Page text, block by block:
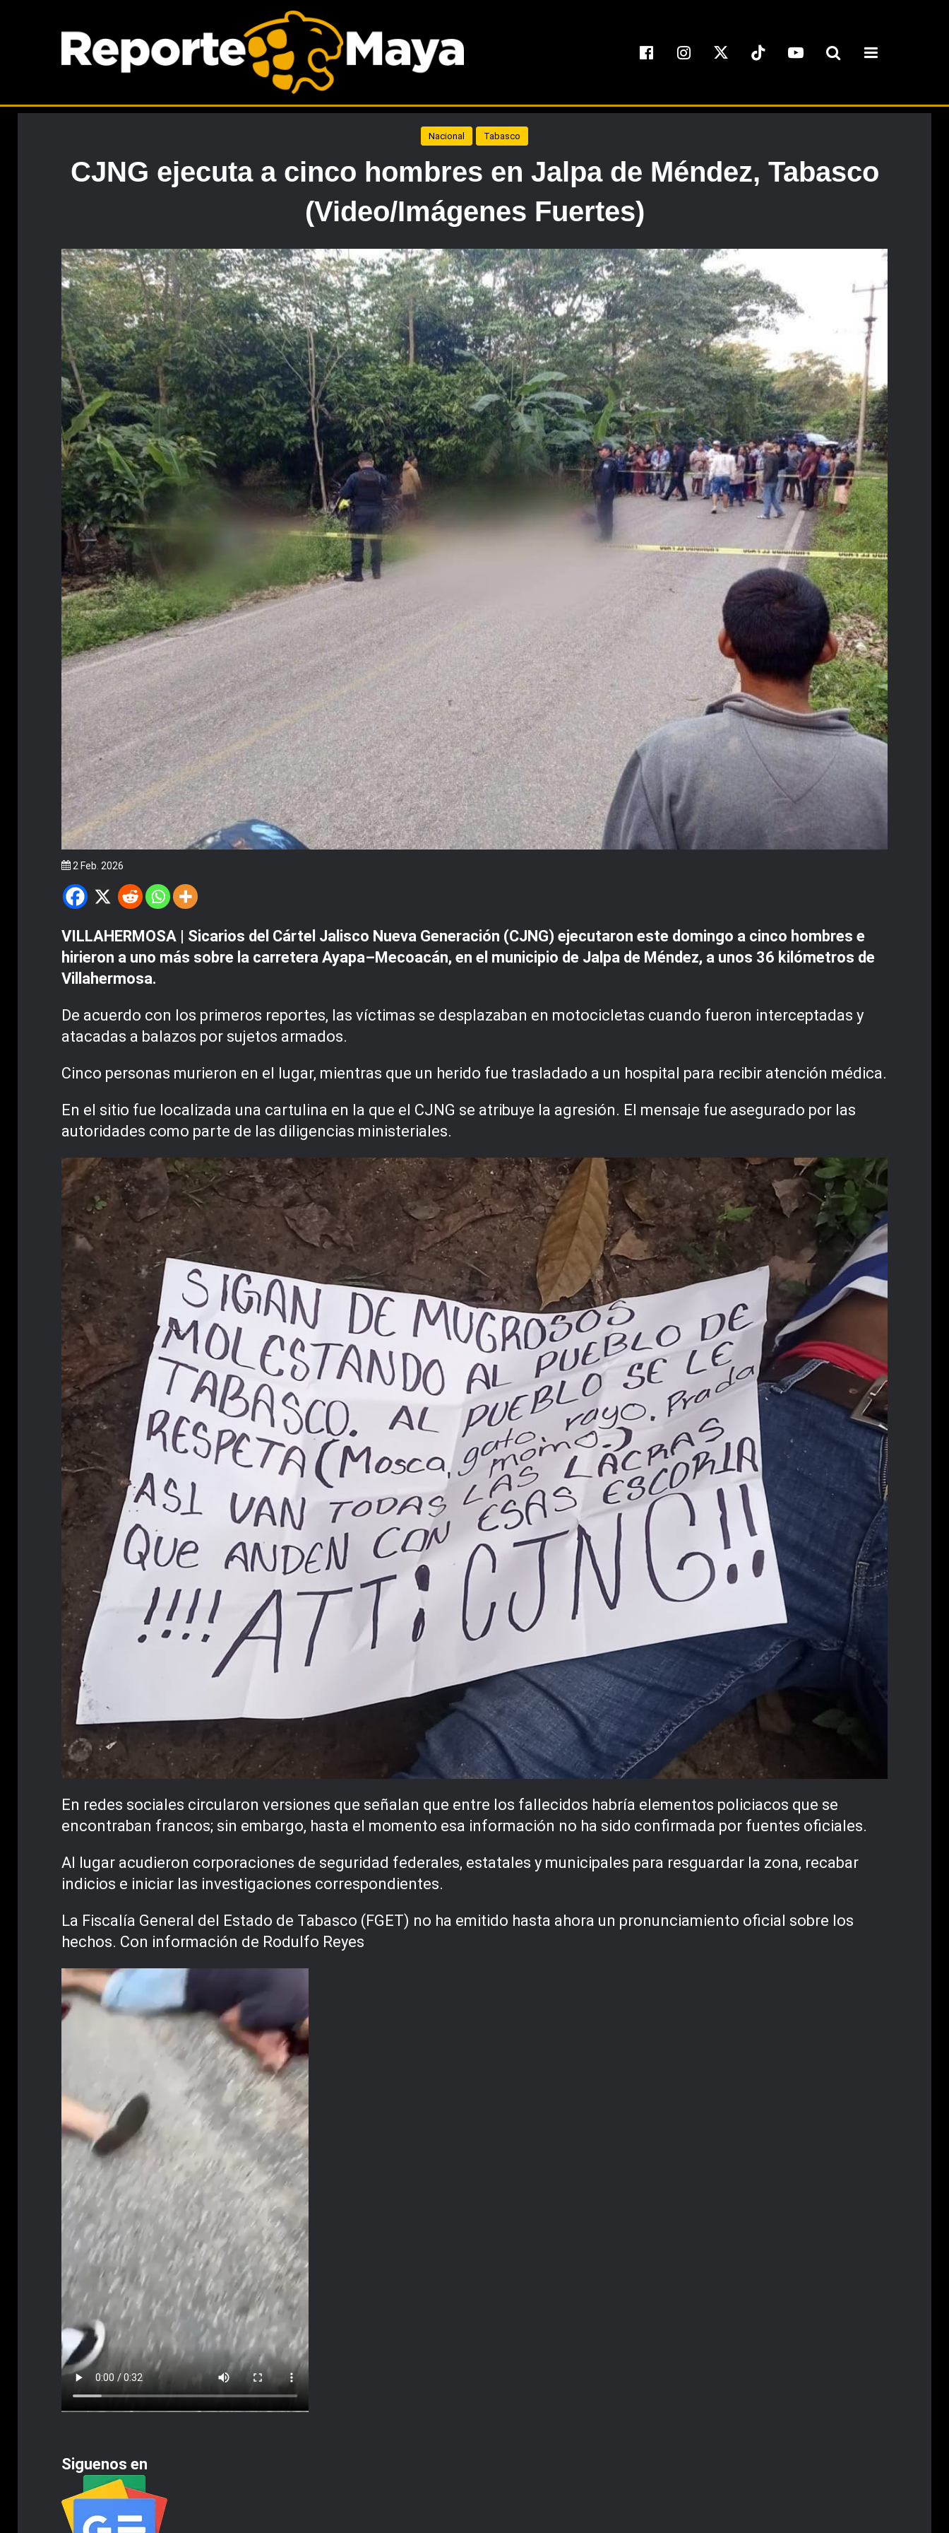
Nacional Tabasco
CJNG ejecuta a cinco hombres en Jalpa de Méndez, Tabasco
(Video/Imágenes Fuertes)
2 Feb. 2026
VILLAHERMOSA | Sicarios del Cártel Jalisco Nueva Generación (CJNG) ejecutaron este domingo a cinco hombres e
hirieron a uno más sobre la carretera Ayapa–Mecoacán, en el municipio de Jalpa de Méndez, a unos 36 kilómetros de
Villahermosa.
De acuerdo con los primeros reportes, las víctimas se desplazaban en motocicletas cuando fueron interceptadas y
atacadas a balazos por sujetos armados.
Cinco personas murieron en el lugar, mientras que un herido fue trasladado a un hospital para recibir atención médica.
En el sitio fue localizada una cartulina en la que el CJNG se atribuye la agresión. El mensaje fue asegurado por las
autoridades como parte de las diligencias ministeriales.
En redes sociales circularon versiones que señalan que entre los fallecidos habría elementos policiacos que se
encontraban francos; sin embargo, hasta el momento esa información no ha sido confirmada por fuentes oficiales.
Al lugar acudieron corporaciones de seguridad federales, estatales y municipales para resguardar la zona, recabar
indicios e iniciar las investigaciones correspondientes.
La Fiscalía General del Estado de Tabasco (FGET) no ha emitido hasta ahora un pronunciamiento oficial sobre los
hechos. Con información de Rodulfo Reyes
Siguenos en